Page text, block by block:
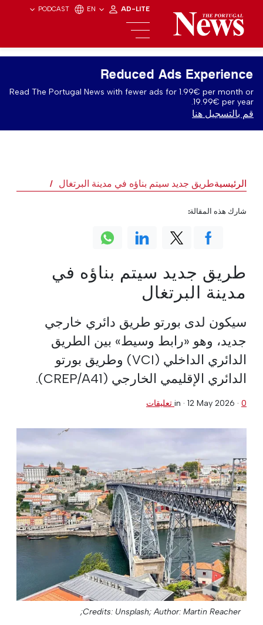
PODCAST EN AD-LITE
Reduced Ads Experience
Read The Portugal News with fewer ads for 1.99€ per month or
19.99€ per year.
قم بالتسجيل هنا
الرئيسيةطريق جديد سيتم بناؤه في مدينة البرتغال
طريق جديد سيتم بناؤه في
مدينة البرتغال
سيكون لدى بورتو طريق دائري خارجي
جديد، وهو «رابط وسيط» بين الطريق
الدائري الداخلي (VCI) وطريق بورتو
الدائري الإقليمي الخارجي (CREP/A41).
in · 12 May 2026 · 0 تعليقات
Credits: Unsplash; Author: Martin Reacher;
شارك هذه المقالة: